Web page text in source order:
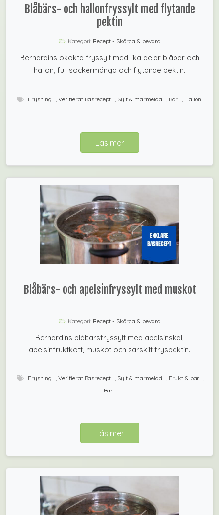
Blåbärs- och hallonfryssylt med flytande
pektin
Kategori: Recept - Skörda & bevara
Bernardins okokta fryssylt med lika delar blåbär och
hallon, full sockermängd och flytande pektin.
Läs mer
Frysning Verifierat Basrecept Sylt & marmelad Bär Hallon
Blåbärs- och apelsinfryssylt med muskot
Kategori: Recept - Skörda & bevara
Bernardins blåbärsfryssylt med apelsinskal,
apelsinfruktkött, muskot och särskilt fryspektin.
Läs mer
Frysning , Verifierat Basrecept , Sylt & marmelad , Frukt & bär ,
Bär